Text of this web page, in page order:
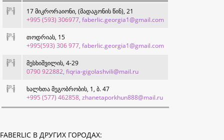
17 მიკრორაიონი, (მადაგონის წინ), 21
+995 (593) 306977, faberlic.georgia1@gmail.com
თოდრიას, 15
+995(593) 306 977, faberlic.georgia1@gmail.com
მესხიშვილის, 4-29
0790 922882, fiqria-gigolashvili@mail.ru
ხალხთა მეგობრობის, 1, ბ. 47
+995 (577) 462858, zhanetaporkhun888@mail.ru
FABERLIC В ДРУГИХ ГОРОДАХ: